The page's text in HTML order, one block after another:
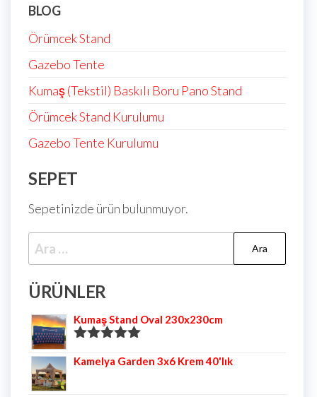
BLOG
Örümcek Stand
Gazebo Tente
Kumaş (Tekstil) Baskılı Boru Pano Stand
Örümcek Stand Kurulumu
Gazebo Tente Kurulumu
SEPET
Sepetinizde ürün bulunmuyor.
ÜRÜNLER
Kumaş Stand Oval 230x230cm
5.00oy aldı
Kamelya Garden 3x6 Krem 40'lık